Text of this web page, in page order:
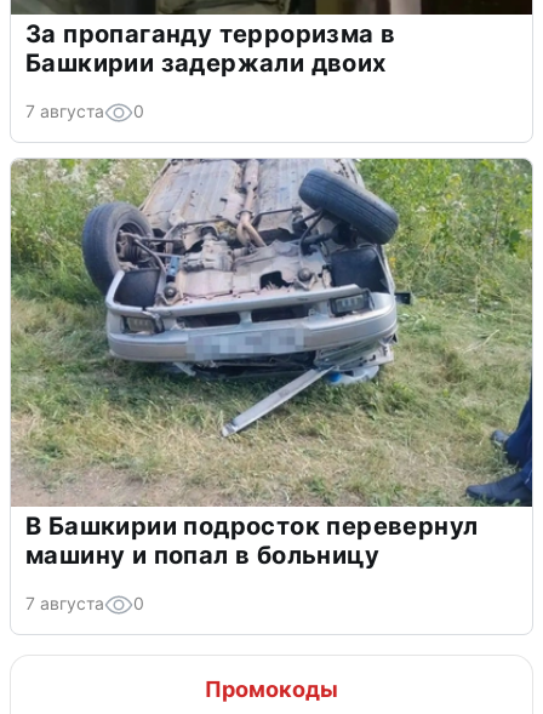
За пропаганду терроризма в
Башкирии задержали двоих
7 августа 0
В Башкирии подросток перевернул
машину и попал в больницу
7 августа 0
Промокоды